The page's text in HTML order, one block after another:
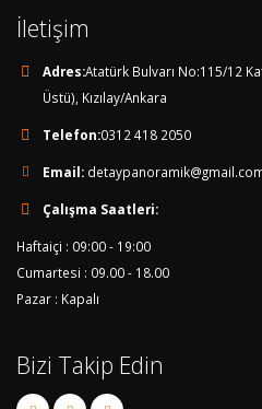
İletişim
Adres:Atatürk Bulvarı No:115/12
Üstü), Kızılay/Ankara
Telefon:0312 418 2050
Email:
Çalışma Saatleri:
Haftaiçi : 09:00 - 19:00
Cumartesi : 09.00 - 18.00
Pazar : Kapalı
Bizi Takip Edin